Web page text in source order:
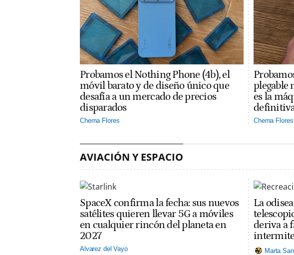
Probamos el Nothing Phone (4b), el
móvil barato y de diseño único que
desafía a un mercado de precios
disparados
Chema Flores
plegable
es la
Chema Flores
AVIACIÓN Y ESPACIO
SpaceX confirma la fecha: sus nuevos
satélites quieren llevar 5G a móviles
en cualquier rincón del planeta en
2027
Alvarez del Vayo
La
deriva a
Marta